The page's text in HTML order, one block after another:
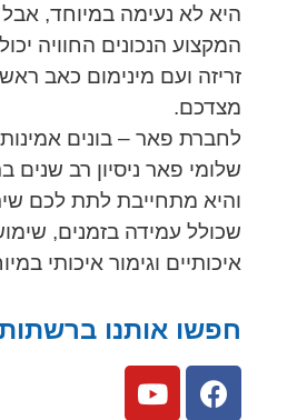
היא לא נעימה במיוחד,
המקצוע הנכונים החוויה
זריזה ועם מינימום כאב
מצדכם.
לחברת פאר – בונים
שלומי פאר ניסיון רב שנים
והיא מתחייבת לתת לכם
שכולל עמידה בזמנים,
איכותיים וגימור איכותי
חפשו אותנו